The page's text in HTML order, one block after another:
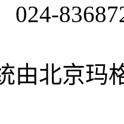
024-
由北京玛